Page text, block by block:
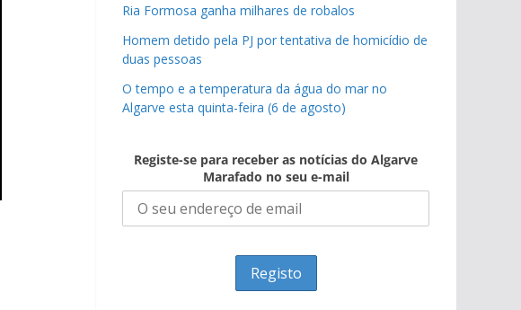
Ria Formosa ganha milhares de robalos
Homem detido pela PJ por tentativa de homicídio de
duas pessoas
O tempo e a temperatura da água do mar no
Algarve esta quinta-feira (6 de agosto)
Registe-se para receber as notícias do Algarve
Marafado no seu e-mail